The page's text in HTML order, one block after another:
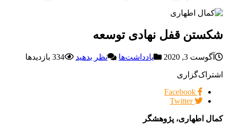
شکستن قفل نهادی توسعه
آگوست 3, 2020 یادداشت‌ها نظر بدهید 334 بازدیدها
اشتراک‌گزاری
Facebook
Twitter
کمال اطهاری، پژوهشگر